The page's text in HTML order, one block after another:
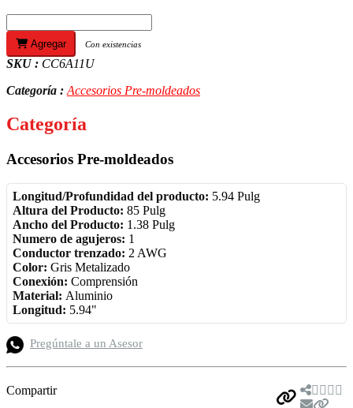
Agregar Con existencias
SKU : CC6A11U
Categoría :Accesorios Pre-moldeados
Categoría
Accesorios Pre-moldeados
Longitud/Profundidad del producto: 5.94 Pulg
Altura del Producto: 85 Pulg
Ancho del Producto: 1.38 Pulg
Numero de agujeros: 1
Conductor trenzado: 2 AWG
Color: Gris Metalizado
Conexión: Comprensión
Material: Aluminio
Longitud: 5.94"
Pregúntale a un Asesor
Compartir